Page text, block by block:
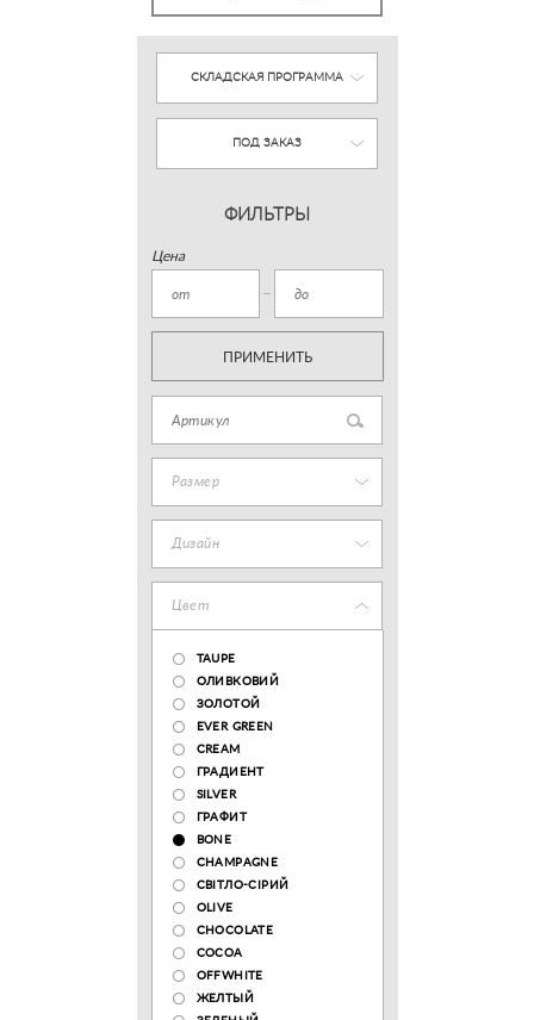
СКЛАДСКАЯ ПРОГРАММА
ПОД ЗАКАЗ
ФИЛЬТРЫ
Цена
ПРИМЕНИТЬ
Размер
Дизайн
Цвет
TAUPE
ОЛИВКОВИЙ
ЗОЛОТОЙ
EVER GREEN
CREAM
ГРАДИЕНТ
SILVER
ГРАФИТ
BONE
CHAMPAGNE
СВІТЛО-СІРИЙ
OLIVE
CHOCOLATE
COCOA
OFFWHITE
ЖЕЛТЫЙ